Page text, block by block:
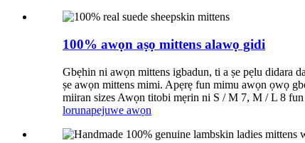
100% awọn aṣọ mittens alawọ gidi
Gbẹhin ni awọn mittens igbadun, ti a ṣe pẹlu didara
ṣe awọn mittens mimi. Apẹrẹ fun mimu awọn ọwọ
miiran sizes Awọn titobi mẹrin ni S / M 7, M / L 8
lorunapejuwe awọn